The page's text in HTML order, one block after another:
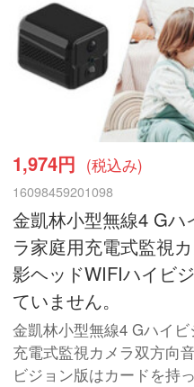
1,974円 (税込み)
16098459201098
金凱林小型無線4 Gハ
ラ家庭用充電式監視
影ヘッドWIFIハイビ
ていません。
金凱林小型無線4 Gハイ
充電式監視カメラ双方向
ビジョン版はカードを持